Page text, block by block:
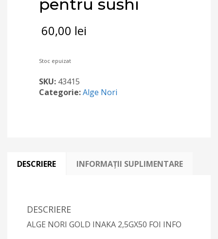
pentru sushi
60,00 lei
Stoc epuizat
SKU: 43415
Categorie:Alge Nori
DESCRIERE INFORMAȚII SUPLIMENTARE
DESCRIERE
ALGE NORI GOLD INAKA 2,5GX50 FOI INFO